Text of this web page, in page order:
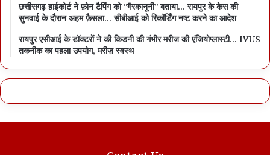
छत्तीसगढ़ हाईकोर्ट ने फ़ोन टैपिंग को “गैरकानूनी” बताया… रायपुर के केस की
सुनवाई के दौरान अहम फ़ैसला… सीबीआई को रिकॉर्डिंग नष्ट करने का आदेश
रायपुर एसीआई के डॉक्टरों ने की किडनी की गंभीर मरीज की एंजियोप्लास्टी… IVUS
तकनीक का पहला उपयोग, मरीज़ स्वस्थ